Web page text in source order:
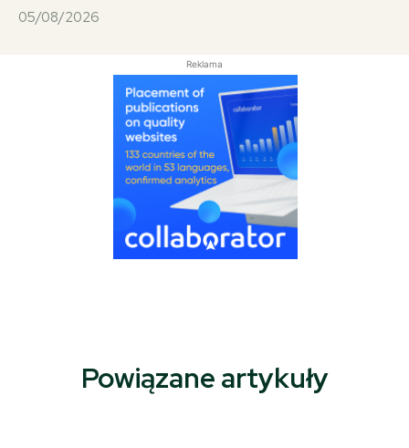
05/08/2026
Reklama
Powiązane artykuły